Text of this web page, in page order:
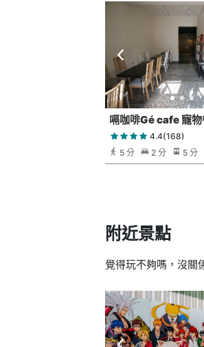
嗝咖啡Gé cafe 寵
4.4(168)
5 分
2 分 5 分
附近景點
覺得玩不夠嗎，沒關